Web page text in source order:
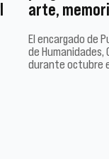
arte,
El encargado de
de Humanidades,
durante octubre